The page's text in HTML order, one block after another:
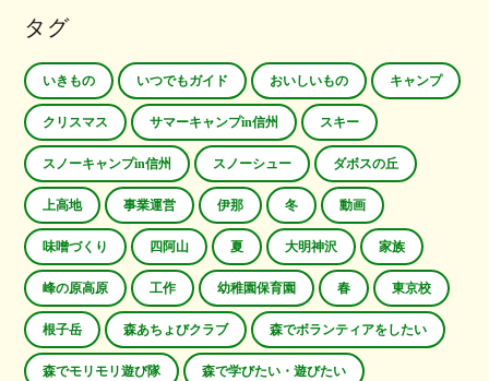
タグ
いきもの いつでもガイド おいしいもの キャンプ
クリスマス サマーキャンプin信州 スキー
スノーキャンプin信州 スノーシュー ダボスの丘
上高地 事業運営 伊那 冬 動画
味噌づくり 四阿山 夏 大明神沢 家族
峰の原高原 工作 幼稚園保育園 春 東京校
根子岳 森あちょびクラブ 森でボランティアをしたい
森でモリモリ遊び隊 森で学びたい・遊びたい